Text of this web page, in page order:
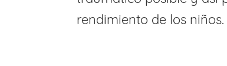
rendimiento de los niños.